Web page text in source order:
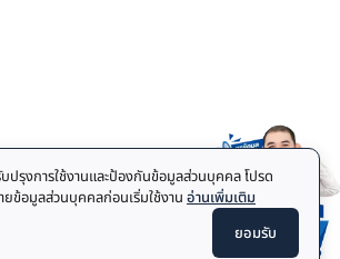
ปรุงการใช้งานและป้องกันข้อมูลส่วนบุคคล โปรด
ข้อมูลส่วนบุคคลก่อนเริ่มใช้งาน อ่านเพิ่มเติม
ยอมรับ